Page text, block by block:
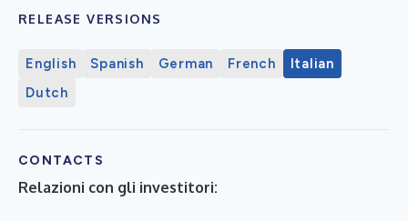
RELEASE VERSIONS
English Spanish German French
Italian
Dutch
CONTACTS
Relazioni con gli investitori: